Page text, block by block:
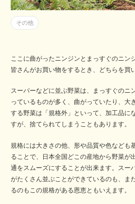
その他
ここに曲がったニンジンとまっすぐのニン
皆さんがお買い物をするとき、どちらを買
スーパーなどに並ぶ野菜は、まっすぐのニ
っているものが多く、曲がっていたり、大
する野菜は「規格外」といって、加工品に
すが、捨てられてしまうこともあります。
規格には大きさの他、形や品質や色なども
ることで、日本全国どこの産地から野菜が
通をスムーズにすることが出来ます。スー
がたくさん並ぶことができているのも、ま
るのもこの規格がある恩恵ともいえます。